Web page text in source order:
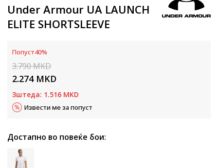
Under Armour UA LAUNCH
ELITE SHORTSLEEVE
Попуст40%
3.790MKD
2.274 MKD
Зштеда: 1.516 MKD
Извести ме за попуст
Достапно во повеќе бои: